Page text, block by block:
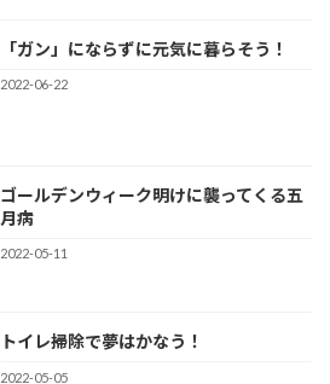
「ガン」にならずに元気に暮らそう！
2022-06-22
ゴールデンウィーク明けに襲ってくる五
月病
2022-05-11
トイレ掃除で夢はかなう！
2022-05-05